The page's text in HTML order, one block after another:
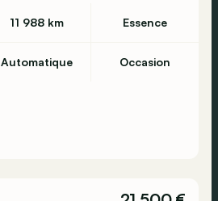
11 988 km Essence
Automatique Occasion